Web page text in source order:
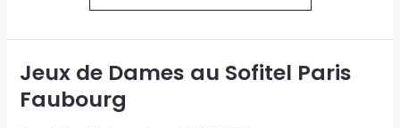
Jeux de Dames au Sofitel Paris
Faubourg